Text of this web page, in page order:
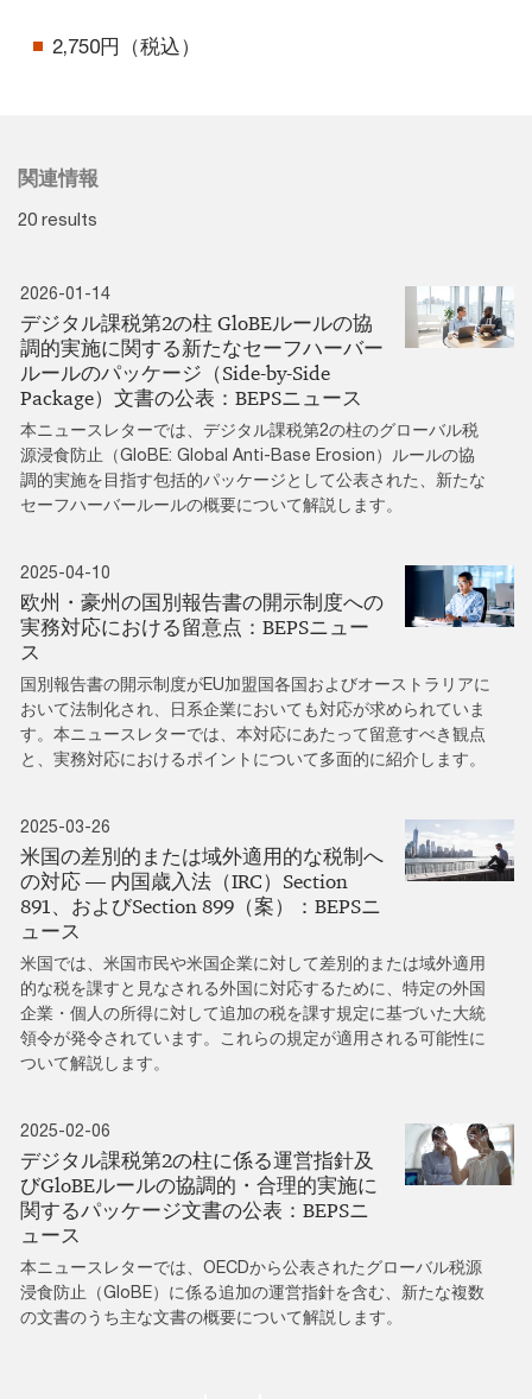
2,750円（税込）
関連情報
20 results
2026-01-14
デジタル課税第2の柱 GloBEルールの協
調的実施に関する新たなセーフハーバー
ルールのパッケージ（Side-by-Side
Package）文書の公表：BEPSニュース
本ニュースレターでは、デジタル課税第2の柱のグローバル税
源浸食防止（GloBE: Global Anti-Base Erosion）ルールの協
調的実施を目指す包括的パッケージとして公表された、新たな
セーフハーバールールの概要について解説します。
2025-04-10
欧州・豪州の国別報告書の開示制度への
実務対応における留意点：BEPSニュー
ス
国別報告書の開示制度がEU加盟国各国およびオーストラリアに
おいて法制化され、日系企業においても対応が求められていま
す。本ニュースレターでは、本対応にあたって留意すべき観点
と、実務対応におけるポイントについて多面的に紹介します。
2025-03-26
米国の差別的または域外適用的な税制へ
の対応 ― 内国歳入法（IRC）Section
891、およびSection 899（案）：BEPSニ
ュース
米国では、米国市民や米国企業に対して差別的または域外適用
的な税を課すと見なされる外国に対応するために、特定の外国
企業・個人の所得に対して追加の税を課す規定に基づいた大統
領令が発令されています。これらの規定が適用される可能性に
ついて解説します。
2025-02-06
デジタル課税第2の柱に係る運営指針及
びGloBEルールの協調的・合理的実施に
関するパッケージ文書の公表：BEPSニ
ュース
本ニュースレターでは、OECDから公表されたグローバル税源
浸食防止（GloBE）に係る追加の運営指針を含む、新たな複数
の文書のうち主な文書の概要について解説します。